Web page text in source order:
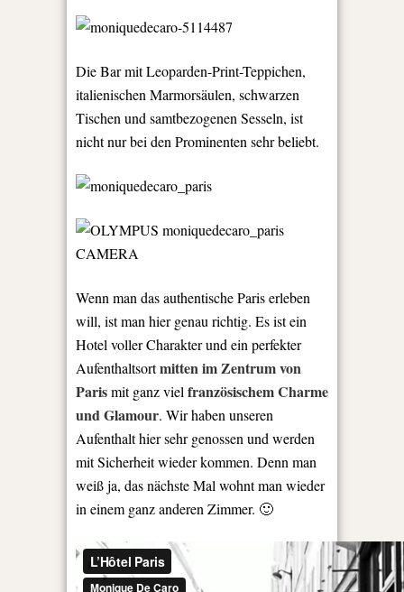
Die Bar mit Leoparden-Print-Teppichen,
italienischen Marmorsäulen, schwarzen
Tischen und samtbezogenen Sesseln, ist
nicht nur bei den Prominenten sehr beliebt.
Wenn man das authentische Paris erleben
will, ist man hier genau richtig. Es ist ein
Hotel voller Charakter und ein perfekter
Aufenthaltsortmitten im Zentrum von
Parismit ganz viel französischem Charme
und Glamour. Wir haben unseren
Aufenthalt hier sehr genossen und werden
mit Sicherheit wieder kommen. Denn man
weiß ja, das nächste Mal wohnt man wieder
in einem ganz anderen Zimmer. 🙂